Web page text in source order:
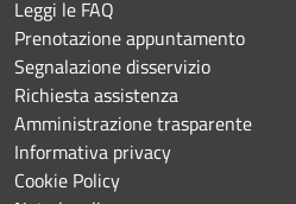
Leggi le FAQ
Prenotazione appuntamento
Segnalazione disservizio
Richiesta assistenza
Amministrazione trasparente
Informativa privacy
Cookie Policy